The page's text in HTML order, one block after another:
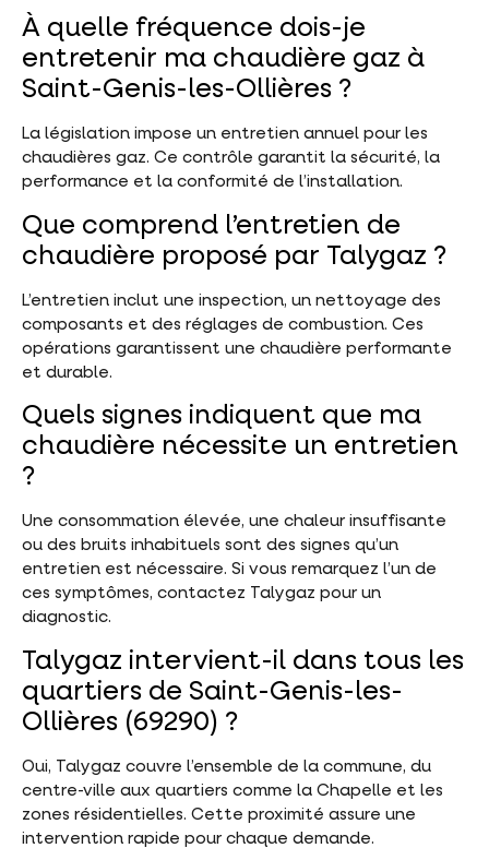
À quelle fréquence dois-je
entretenir ma chaudière gaz à
Saint-Genis-les-Ollières ?
La législation impose un entretien annuel pour les
chaudières gaz. Ce contrôle garantit la sécurité, la
performance et la conformité de l’installation.
Que comprend l’entretien de
chaudière proposé par Talygaz ?
L’entretien inclut une inspection, un nettoyage des
composants et des réglages de combustion. Ces
opérations garantissent une chaudière performante
et durable.
Quels signes indiquent que ma
chaudière nécessite un entretien
?
Une consommation élevée, une chaleur insuffisante
ou des bruits inhabituels sont des signes qu’un
entretien est nécessaire. Si vous remarquez l’un de
ces symptômes, contactez Talygaz pour un
diagnostic.
Talygaz intervient-il dans tous les
quartiers de Saint-Genis-les-
Ollières (69290) ?
Oui, Talygaz couvre l’ensemble de la commune, du
centre-ville aux quartiers comme la Chapelle et les
zones résidentielles. Cette proximité assure une
intervention rapide pour chaque demande.